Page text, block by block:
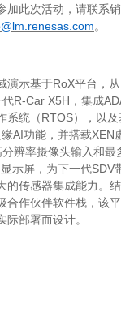
加此次活动，请联系销
。
演示基于RoX平台，从
代R-Car X5H ，集成
系统（RTOS），以
AI功能，并搭载XEN
分辨率摄像头输入和最
示屏，为下一代SDV
的传感器集成能力。
合作伙伴软件栈，该
际部署而设计。